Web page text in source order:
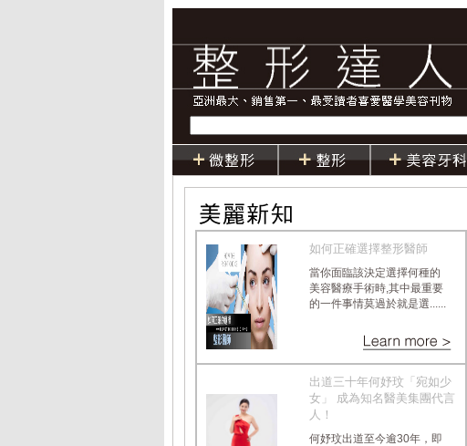
如何正確選擇整形醫師
當你面臨該決定選擇何種的
美容醫療手術時,其中最重要
的一件事情莫過於就是選......
出道三十年何妤玟「宛如少
女」 成為知名醫美集團代言
人！
何妤玟出道至今逾30年，即